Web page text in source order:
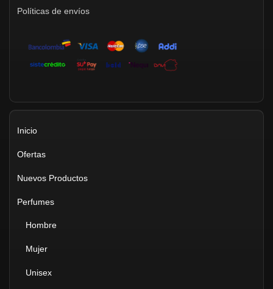
Políticas de envíos
Inicio
Ofertas
Nuevos Productos
Perfumes
Hombre
Mujer
Unisex